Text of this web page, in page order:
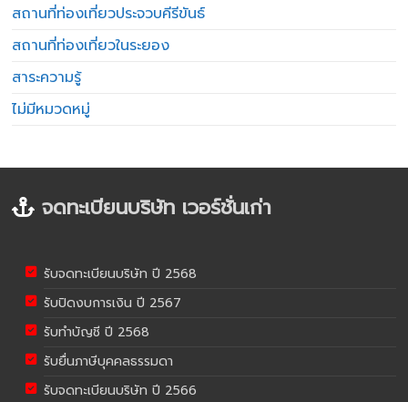
สถานที่ท่องเที่ยวประจวบคีรีขันธ์
สถานที่ท่องเที่ยวในระยอง
สาระความรู้
ไม่มีหมวดหมู่
จดทะเบียนบริษัท เวอร์ชั่นเก่า
รับจดทะเบียนบริษัท ปี 2568
รับปิดงบการเงิน ปี 2567
รับทำบัญชี ปี 2568
รับยื่นภาษีบุคคลธรรมดา
รับจดทะเบียนบริษัท ปี 2566